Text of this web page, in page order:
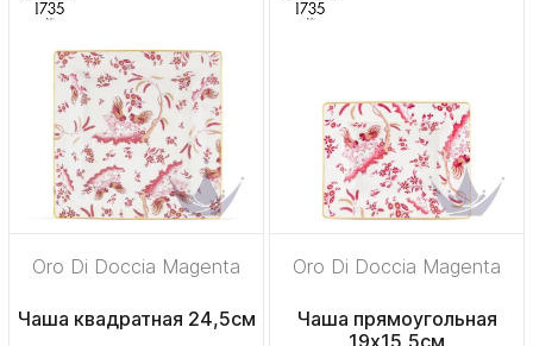
Oro Di Doccia Magenta
Чаша квадратная 24,5см
Oro Di Doccia Magenta
Чаша прямоугольная
19х15,5см